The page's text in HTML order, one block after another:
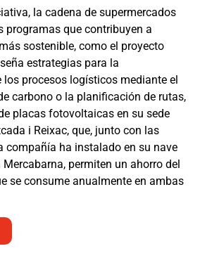
la cadena de supermercados
programas que contribuyen a
sostenible, como el proyecto
estrategias para la
procesos logísticos mediante el
carbono o la planificación de rutas,
placas fotovoltaicas en su sede
i Reixac, que, junto con las
compañía ha instalado en su nave
permiten un ahorro del
se consume anualmente en ambas